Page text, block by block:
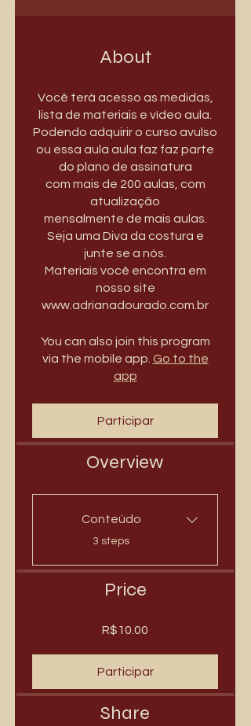
About
Você terá acesso as medidas,
lista de materiais e vídeo aula.
Podendo adquirir o curso avulso
ou essa aula aula faz faz parte
do plano de assinatura
com mais de 200 aulas, com
atualização
mensalmente de mais aulas.
Seja uma Diva da costura e
junte se a nós.
Materiais você encontra em
nosso site
www.adrianadourado.com.br
You can also join this program
via the mobile app. Go to the
app
Participar
Overview
Conteúdo
.
3 steps
Price
R$10.00
Participar
Share